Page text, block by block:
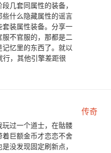
几套同属性的装备，
什么隐藏属性的谣言
套装属性装备。分享一
不官服的，那都是二
忆里的东西了。就以
行，其他引擎差距很
传奇
过一个道士，在骷髅
着巨额金币才恋恋不舍
没发现固定刷新点，